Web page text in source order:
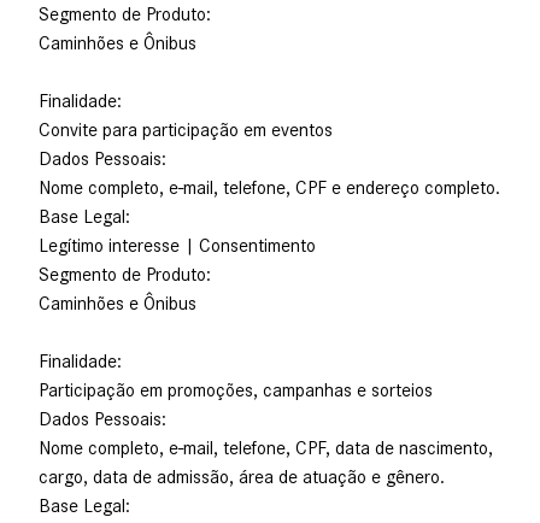
Segmento de Produto:
Caminhões e Ônibus
Finalidade:
Convite para participação em eventos
Dados Pessoais:
Nome completo, e-mail, telefone, CPF e endereço completo.
Base Legal:
Legítimo interesse | Consentimento
Segmento de Produto:
Caminhões e Ônibus
Finalidade:
Participação em promoções, campanhas e sorteios
Dados Pessoais:
Nome completo, e-mail, telefone, CPF, data de nascimento,
cargo, data de admissão, área de atuação e gênero.
Base Legal: